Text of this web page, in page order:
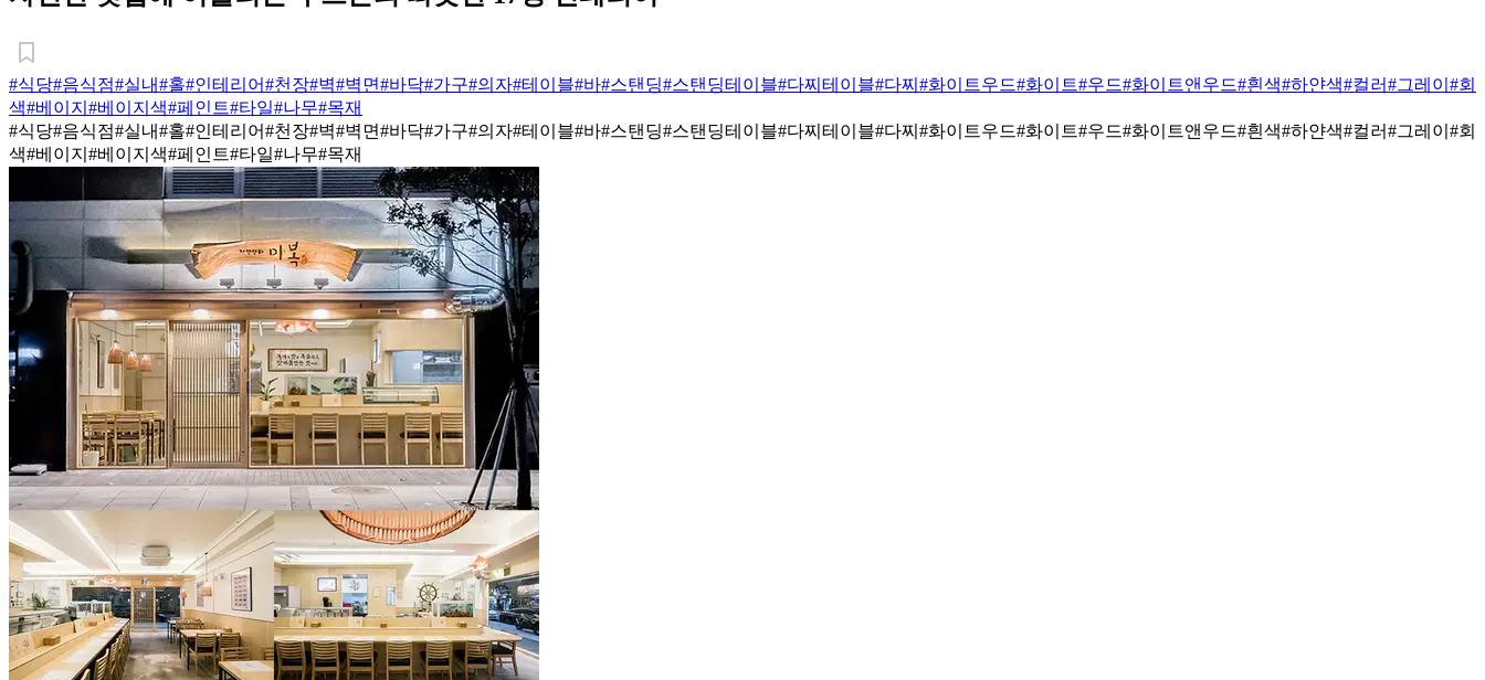
#식당#음식점#실내#홀#인테리어#천장#벽#벽면#바닥#가구#의자#테이블#바#스탠딩#스탠딩테이블#다찌테이블#다찌 #화이트우드#화이트#우드#화이트앤우드#흰색#하얀색#컬러#그레이 #회
색#베이지 #베이지색#페인트#타일#나무#목재
#식당#음식점#실내#홀#인테리어#천장#벽#벽면#바닥#가구#의자#테이블#바#스탠딩#스탠딩테이블#다찌테이블#다찌 #화이트우드#화이트#우드#화이트앤우드#흰색#하얀색#컬러#그레이 #회
색#베이지 #베이지색#페인트#타일#나무#목재